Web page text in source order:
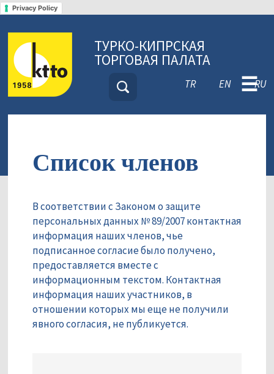
Privacy Policy
ТУРКО-КИПРСКАЯ
ТОРГОВАЯ ПАЛАТА
TR EN RU
☰
Список членов
В соответствии с Законом о защите
персональных данных № 89/2007 контактная
информация наших членов, чье
подписанное согласие было получено,
предоставляется вместе с
информационным текстом. Контактная
информация наших участников, в
отношении которых мы еще не получили
явного согласия, не публикуется.